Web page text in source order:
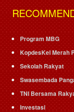
Program MBG
KopdesKel Merah
Sekolah Rakyat
Swasembada
TNI Bersama
Investasi